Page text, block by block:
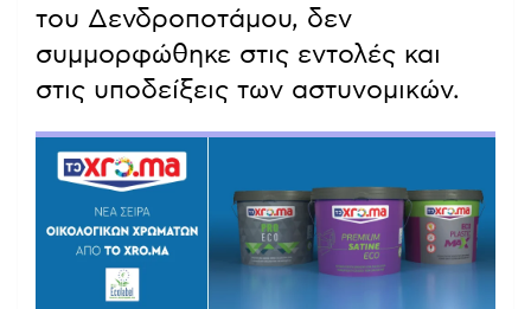
του Δενδροποτάμου, δεν
συμμορφώθηκε στις εντολές και
στις υποδείξεις των αστυνομικών.